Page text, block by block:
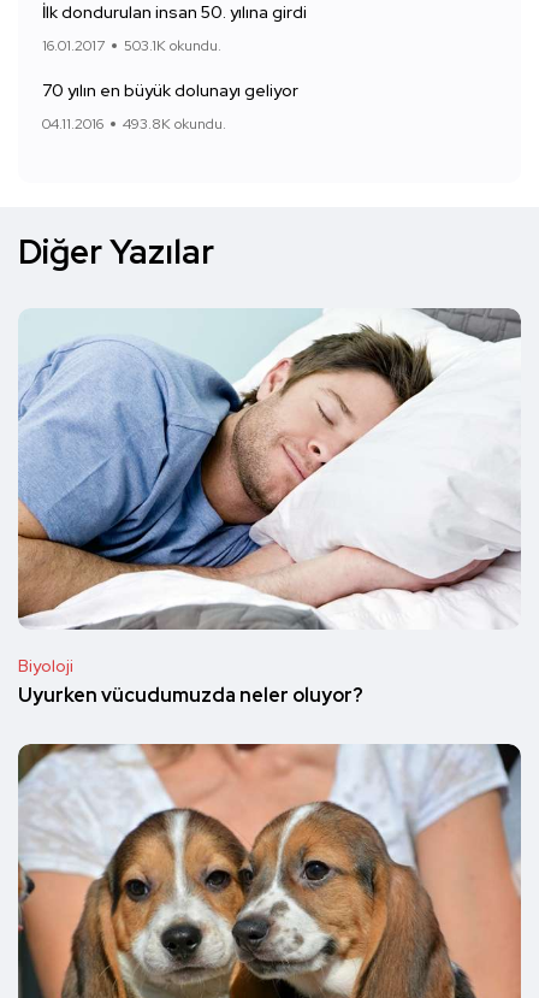
İlk dondurulan insan 50. yılına girdi
16.01.2017 503.1K okundu.
70 yılın en büyük dolunayı geliyor
04.11.2016 493.8K okundu.
Diğer Yazılar
Biyoloji
Uyurken vücudumuzda neler oluyor?